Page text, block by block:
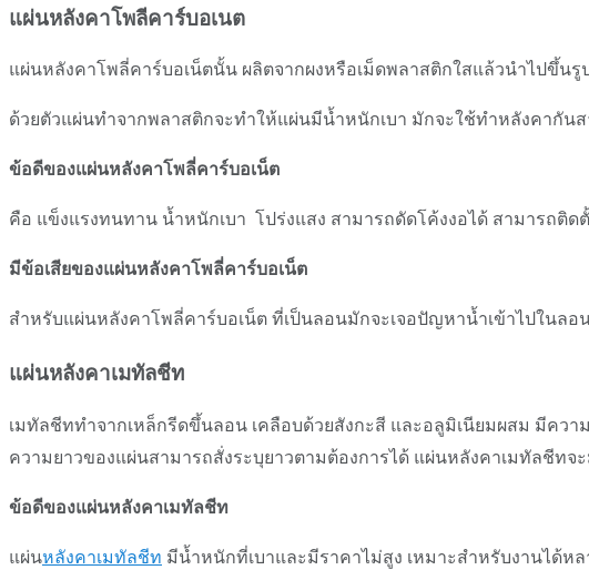
แผ่นหลังคาโพลีคาร์บอเนต
แผ่นหลังคาโพลี่คาร์บอเน็ตนั้น ผลิตจากผงหรือเม็ดพลาสติกใสแล้วนำไปขึ้
ด้วยตัวแผ่นทำจากพลาสติกจะทำให้แผ่นมีน้ำหนักเบา มักจะใช้ทำหลังคากัน
ข้อดีของแผ่นหลังคาโพลี่คาร์บอเน็ต
คือ แข็งแรงทนทาน น้ำหนักเบา โปร่งแสง สามารถดัดโค้งงอได้ สามารถติด
มีข้อเสียของแผ่นหลังคาโพลี่คาร์บอเน็ต
สำหรับแผ่นหลังคาโพลี่คาร์บอเน็ต ที่เป็นลอนมักจะเจอปัญหาน้ำเข้าไปในล
แผ่นหลังคาเมทัลชีท
เมทัลชีททำจากเหล็กรีดขึ้นลอน เคลือบด้วยสังกะสี และอลูมิเนียมผสม มีคว
ความยาวของแผ่นสามารถสั่งระบุยาวตามต้องการได้ แผ่นหลังคาเมทัลชีท
ข้อดีของแผ่นหลังคาเมทัลชีท
แผ่นหลังคาเมทัลชีท มีน้ำหนักที่เบาและมีราคาไม่สูง เหมาะสำหรับงานได้ห